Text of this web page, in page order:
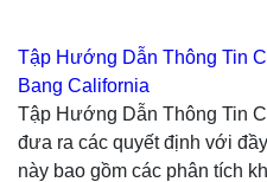
Tập Hướng Dẫn Thông Tin
Bang California
Tập Hướng Dẫn Thông Tin
đưa ra các quyết định với
này bao gồm các phân tích